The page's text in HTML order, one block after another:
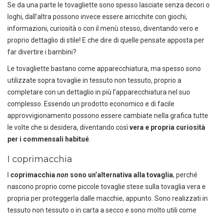
Se da una parte le tovagliette sono spesso lasciate senza decori o
loghi, dall’altra possono invece essere arricchite con giochi,
informazioni, curiosità o con il menù stesso, diventando vero e
proprio dettaglio di stile! E che dire di quelle pensate apposta per
far divertire i bambini?
Le tovagliette bastano come apparecchiatura, ma spesso sono
utilizzate sopra tovaglie in tessuto non tessuto, proprio a
completare con un dettaglio in più l’apparecchiatura nel suo
complesso. Essendo un prodotto economico e di facile
approvvigionamento possono essere cambiate nella grafica tutte
le volte che si desidera, diventando così vera e propria curiosità
per i commensali habitué
I coprimacchia
I coprimacchia non sono un’alternativa alla tovaglia, perché
nascono proprio come piccole tovaglie stese sulla tovaglia vera e
propria per proteggerla dalle macchie, appunto. Sono realizzati in
tessuto non tessuto o in carta a secco e sono molto utili come